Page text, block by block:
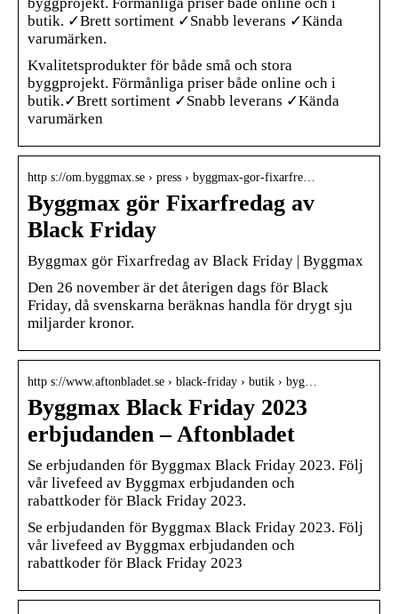
butik. ✓Brett sortiment ✓Snabb leverans ✓Kända
varumärken.
Kvalitetsprodukter för både små och stora
byggprojekt. Förmånliga priser både online och i
butik.✓Brett sortiment ✓Snabb leverans ✓Kända
varumärken
http s://om.byggmax.se › press › byggmax-gor-fixarfre…
Byggmax gör Fixarfredag av
Black Friday
Byggmax gör Fixarfredag av Black Friday | Byggmax
Den 26 november är det återigen dags för Black
Friday, då svenskarna beräknas handla för drygt sju
miljarder kronor.
http s://www.aftonbladet.se › black-friday › butik › byg…
Byggmax Black Friday 2023
erbjudanden – Aftonbladet
Se erbjudanden för Byggmax Black Friday 2023. Följ
vår livefeed av Byggmax erbjudanden och
rabattkoder för Black Friday 2023.
Se erbjudanden för Byggmax Black Friday 2023. Följ
vår livefeed av Byggmax erbjudanden och
rabattkoder för Black Friday 2023